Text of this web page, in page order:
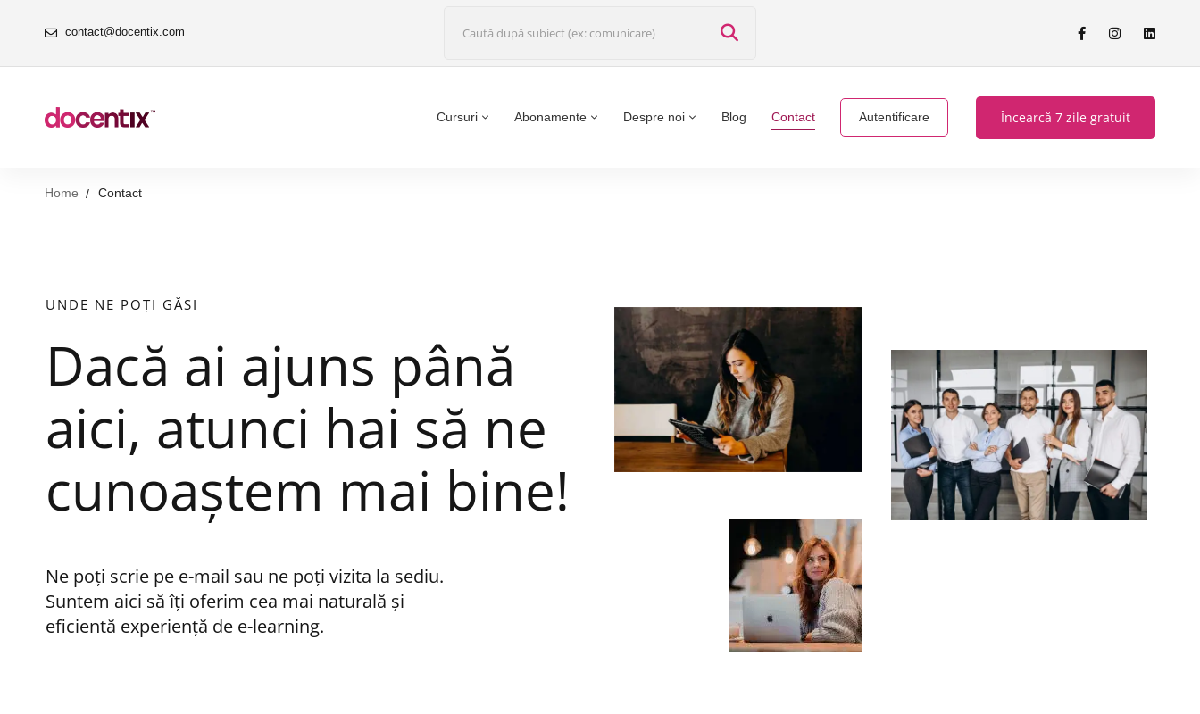
contact@docentix.com
Cursuri Abonamente Despre noi Blog Contact Autentificare Încearcă 7 zile gratuit
Home Contact
UNDE NE POȚI GĂSI
Dacă ai ajuns până
aici, atunci hai să ne
cunoaștem mai bine!
Ne poți scrie pe e-mail sau ne poți vizita la sediu.
Suntem aici să îți oferim cea mai naturală și
eficientă experiență de e-learning.